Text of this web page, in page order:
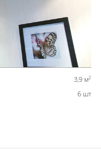
3,9 м2
6 шт